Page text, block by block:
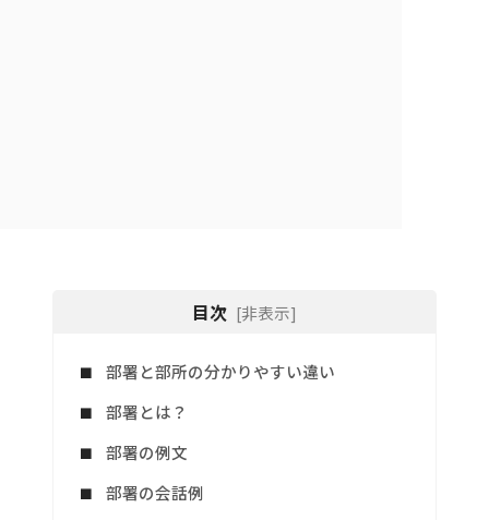
目次 [非表示]
部署と部所の分かりやすい違い
部署とは？
部署の例文
部署の会話例